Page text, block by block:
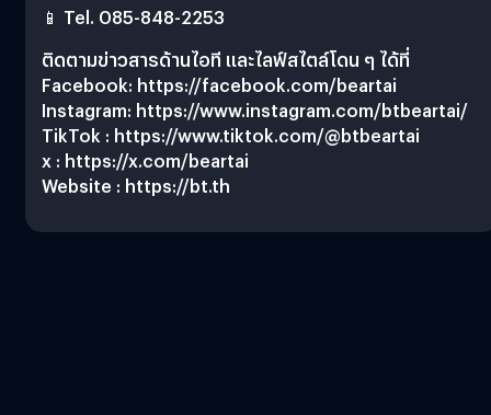
📱 Tel. 085-848-2253
ติดตามข่าวสารด้านไอที และไลฟ์สไตล์โดน ๆ ได้ที่
Facebook: https://facebook.com/beartai
Instagram: https://www.instagram.com/btbeartai/
TikTok : https://www.tiktok.com/@btbeartai
x : https://x.com/beartai
Website : https://bt.th